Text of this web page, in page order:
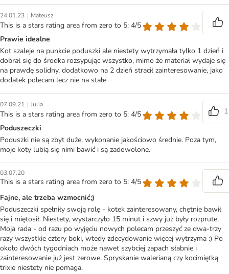
24.01.23 | Mateusz
This is a stars rating area from zero to 5: 4/5
Prawie idealne
Kot szaleje na punkcie poduszki ale niestety wytrzymała tylko 1 dzień i
dobrał się do środka rozsypując wszystko, mimo że materiał wydaje się
na prawdę solidny, dodatkowo na 2 dzień stracił zainteresowanie, jako
dodatek polecam lecz nie na stałe
07.09.21 | Julia
This is a stars rating area from zero to 5: 4/5
1
Poduszeczki
Poduszki nie są zbyt duże, wykonanie jakościowo średnie. Poza tym,
moje koty lubią się nimi bawić i są zadowolone.
03.07.20
This is a stars rating area from zero to 5: 4/5
Fajne, ale trzeba wzmocnić;)
Poduszeczki spełniły swoją rolę - kotek zainteresowany, chętnie bawił
się i miętosił. Niestety, wystarczyło 15 minut i szwy już były rozprute.
Moja rada - od razu po wyjęciu nowych polecam przeszyć ze dwa-trzy
razy wszystkie cztery boki, wtedy zdecydowanie więcej wytrzyma :) Po
około dwóch tygodniach może nawet szybciej zapach słabnie i
zainteresowanie już jest zerowe. Spryskanie walerianą czy kocimiętką
trixie niestety nie pomaga.